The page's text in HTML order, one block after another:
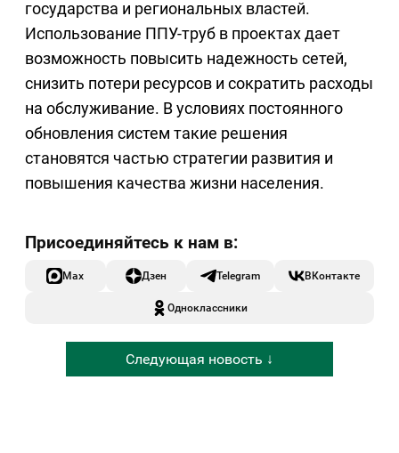
государства и региональных властей.
Использование ППУ-труб в проектах дает
возможность повысить надежность сетей,
снизить потери ресурсов и сократить расходы
на обслуживание. В условиях постоянного
обновления систем такие решения
становятся частью стратегии развития и
повышения качества жизни населения.
Max Дзен Telegram ВКонтакте
Одноклассники
Следующая новость ↓